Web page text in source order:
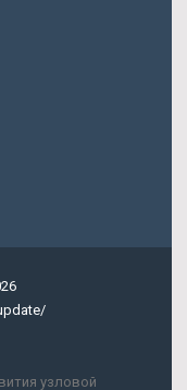
узловой